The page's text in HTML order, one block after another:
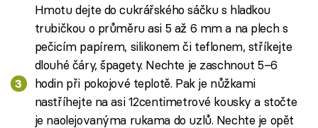
Hmotu dejte do cukrářského sáčku s hladkou
trubičkou o průměru asi 5 až 6 mm a na plech s
pečicím papírem, silikonem či teflonem, stříkejte
dlouhé čáry, špagety. Nechte je zaschnout 5–6
hodin při pokojové teplotě. Pak je nůžkami
nastříhejte na asi 12centimetrové kousky a stočte
je naolejovanýma rukama do uzlů. Nechte je opět